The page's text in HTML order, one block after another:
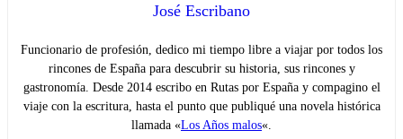
José Escribano
Funcionario de profesión, dedico mi tiempo libre a viajar por todos los
rincones de España para descubrir su historia, sus rincones y
gastronomía. Desde 2014 escribo en Rutas por España y compagino el
viaje con la escritura, hasta el punto que publiqué una novela histórica
llamada «Los Años malos«.